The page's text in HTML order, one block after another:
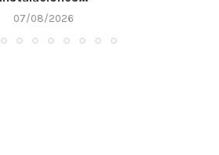
07/08/2026